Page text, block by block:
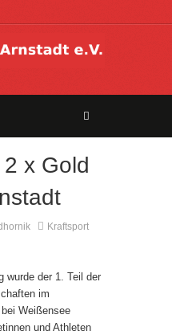
x Gold
Kraftsport
wurde der 1. Teil der
im
Weißensee
und Athleten